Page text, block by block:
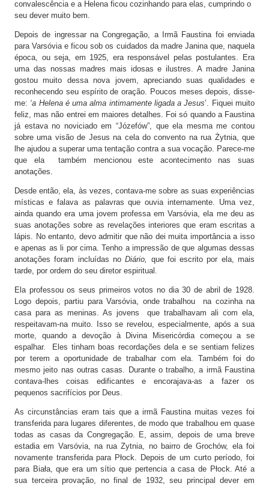
convalescência e a Helena ficou cozinhando para elas, cumprindo o
seu dever muito bem.
Depois de ingressar na Congregação, a Irmã Faustina foi enviada
para Varsóvia e ficou sob os cuidados da madre Janina que, naquela
época, ou seja, em 1925, era responsável pelas postulantes. Era
uma das nossas madres mais idosas e ilustres. A madre Janina
gostou muito dessa nova jovem, apreciando suas qualidades e
reconhecendo seu espírito de oração. Poucos meses depois, disse-
me: ‘a Helena é uma alma intimamente ligada a Jesus’. Fiquei muito
feliz, mas não entrei em maiores detalhes. Foi só quando a Faustina
já estava no noviciado em “Józefów”, que ela mesma me contou
sobre uma visão de Jesus na cela do convento na rua Żytnia, que
lhe ajudou a superar uma tentação contra a sua vocação. Parece-me
que ela também mencionou este acontecimento nas suas
anotações.
Desde então, ela, às vezes, contava-me sobre as suas experiências
místicas e falava as palavras que ouvia internamente. Uma vez,
ainda quando era uma jovem professa em Varsóvia, ela me deu as
suas anotações sobre as revelações interiores que eram escritas a
lápis. No entanto, devo admitir que não dei muita importância a isso
e apenas as li por cima. Tenho a impressão de que algumas dessas
anotações foram incluídas noDiário, que foi escrito por ela, mais
tarde, por ordem do seu diretor espiritual.
Ela professou os seus primeiros votos no dia 30 de abril de 1928.
Logo depois, partiu para Varsóvia, onde trabalhou na cozinha na
casa para as meninas. As jovens que trabalhavam ali com ela,
respeitavam-na muito. Isso se revelou, especialmente, após a sua
morte, quando a devoção à Divina Misericórdia começou a se
espalhar. Eles tinham boas recordações dela e se sentiam felizes
por terem a oportunidade de trabalhar com ela. Também foi do
mesmo jeito nas outras casas. Durante o trabalho, a irmã Faustina
contava-lhes coisas edificantes e encorajava-as a fazer os
pequenos sacrifícios por Deus.
As circunstâncias eram tais que a irmã Faustina muitas vezes foi
transferida para lugares diferentes, de modo que trabalhou em quase
todas as casas da Congregação. E, assim, depois de uma breve
estadia em Varsóvia, na rua Zytnia, no bairro de Grochów, ela foi
novamente transferida para Płock. Depois de um curto período, foi
para Biała, que era um sítio que pertencia a casa de Płock. Até a
sua terceira provação, no final de 1932, seu principal dever em